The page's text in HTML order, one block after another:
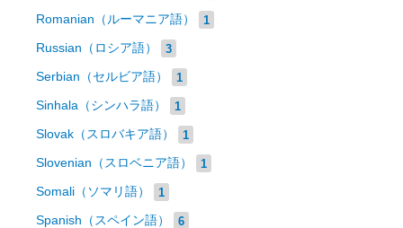
Romanian（ルーマニア語） 1
Russian（ロシア語） 3
Serbian（セルビア語） 1
Sinhala（シンハラ語） 1
Slovak（スロバキア語） 1
Slovenian（スロベニア語） 1
Somali（ソマリ語） 1
Spanish（スペイン語） 6